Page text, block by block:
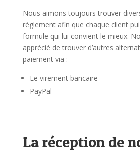
Nous aimons toujours trouver
règlement afin que chaque client
formule qui lui convient le mieux.
apprécié de trouver d’autres
paiement via :
Le virement bancaire
PayPal
La réception de